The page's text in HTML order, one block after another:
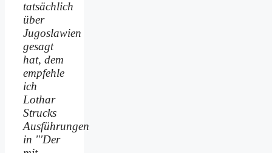
tatsächlich
über
Jugoslawien
gesagt
hat, dem
empfehle
ich
Lothar
Strucks
Ausführungen
in "'Der